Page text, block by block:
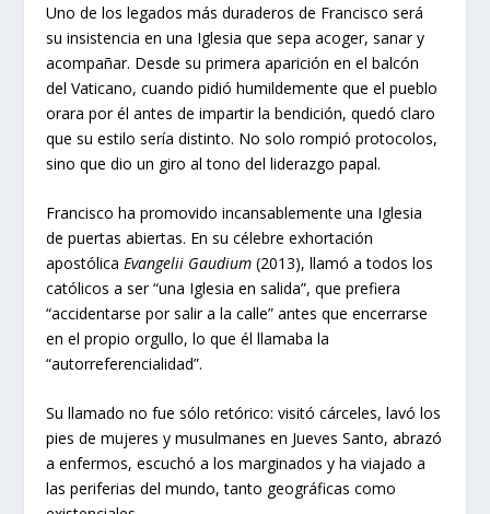
Uno de los legados más duraderos de Francisco será
su insistencia en una Iglesia que sepa acoger, sanar y
acompañar. Desde su primera aparición en el balcón
del Vaticano, cuando pidió humildemente que el pueblo
orara por él antes de impartir la bendición, quedó claro
que su estilo sería distinto. No solo rompió protocolos,
sino que dio un giro al tono del liderazgo papal.
Francisco ha promovido incansablemente una Iglesia
de puertas abiertas. En su célebre exhortación
apostólicaEvangelii Gaudium(2013), llamó a todos los
católicos a ser “una Iglesia en salida”, que prefiera
“accidentarse por salir a la calle” antes que encerrarse
en el propio orgullo, lo que él llamaba la
“autorreferencialidad”.
Su llamado no fue sólo retórico: visitó cárceles, lavó los
pies de mujeres y musulmanes en Jueves Santo, abrazó
a enfermos, escuchó a los marginados y ha viajado a
las periferias del mundo, tanto geográficas como